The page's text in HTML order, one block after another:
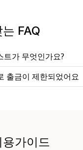
가이드
FAQ
트가 무엇인가요?
출금이 제한되었어요